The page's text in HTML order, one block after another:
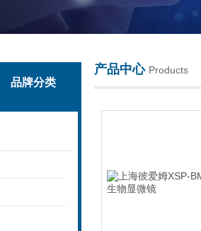
品牌分类
产品中心 Products